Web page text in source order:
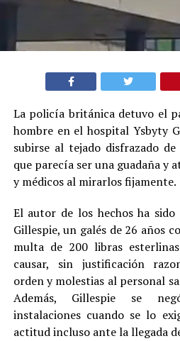
La policía británica detuvo el
hombre en el hospital Ysbyty
subirse al tejado disfrazado
que parecía ser una guadaña y
y médicos al mirarlos fijamente.
El autor de los hechos ha
Gillespie, un galés de 26 años
multa de 200 libras
causar, sin justificación
orden y molestias al personal
Además, Gillespie se
instalaciones cuando se lo
actitud incluso ante la llegada